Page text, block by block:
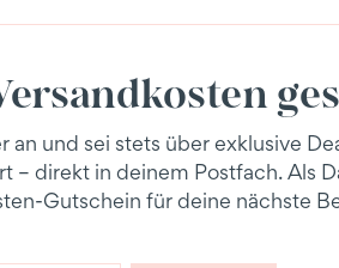
und sei stets über exklusive
– direkt in deinem Postfach. Als
Gutschein für deine nächste